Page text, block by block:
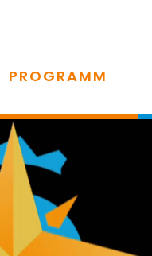
PROGRAMM